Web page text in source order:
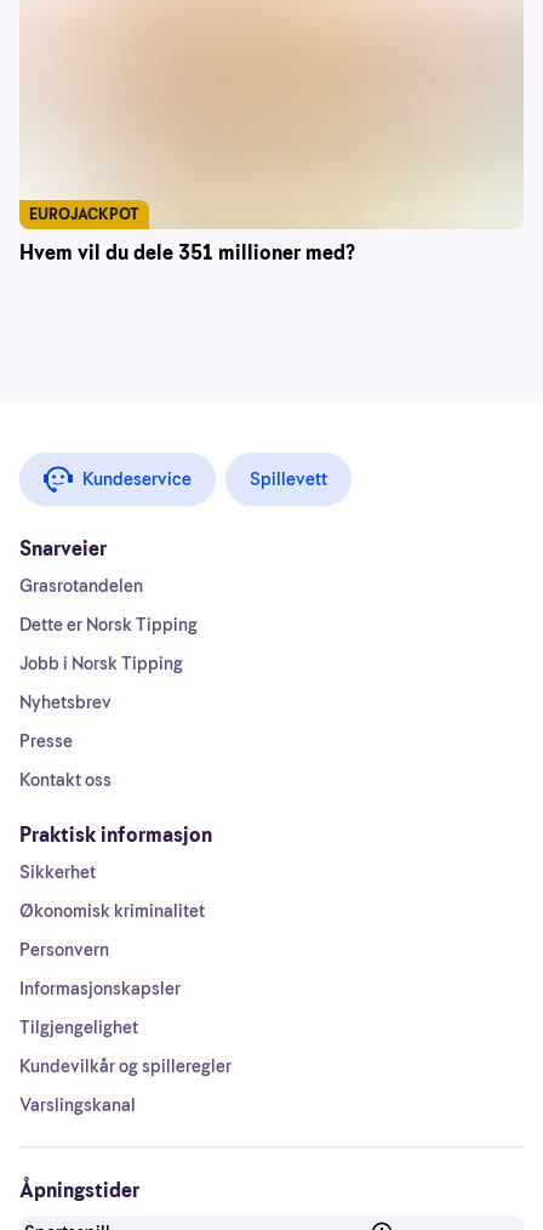
Hvem vil du dele 351 millioner med?
EUROJACKPOT
Kundeservice Spillevett
Snarveier
Grasrotandelen
Dette er Norsk Tipping
Jobb i Norsk Tipping
Nyhetsbrev
Presse
Kontakt oss
Praktisk informasjon
Sikkerhet
Økonomisk kriminalitet
Personvern
Informasjonskapsler
Tilgjengelighet
Kundevilkår og spilleregler
Varslingskanal
Åpningstider